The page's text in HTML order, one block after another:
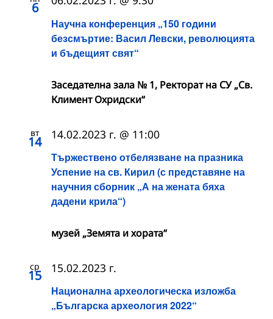
6
Научна конференция „150 години
безсмъртие: Васил Левски, революцията
и бъдещият свят“
Заседателна зала № 1, Ректорат на СУ „Св.
Климент Охридски“
вт
14
Тържествено отбелязване на празника
Успение на св. Кирил (с представяне на
научния сборник „А на жената бяха
дадени крила“)
14.02.2023 г. @ 11:00
музей „Земята и хората“
ср
15
Национална археологическа изложба
„Българска археология 2022“
15.02.2023 г.